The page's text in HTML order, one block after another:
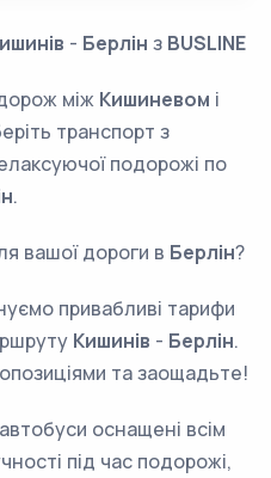
- Берлін з BUSLINE
між Кишиневом і
транспорт з
подорожі по
.
вашої дороги в Берлін?
привабливі тарифи
Кишинів - Берлін.
та заощадьте!
оснащені всім
під час подорожі,